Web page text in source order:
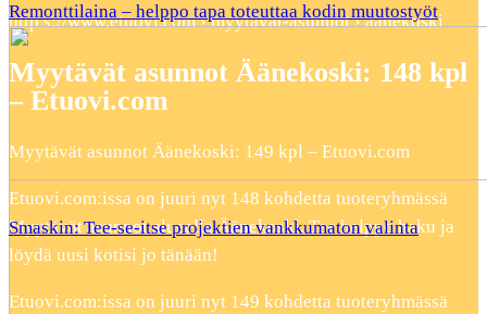
Remonttilaina – helppo tapa toteuttaa kodin muutostyöt
Smaskin: Tee-se-itse projektien vankkumaton valinta
http s://www.etuovi.com › myytavat-asunnot › aanekoski
Myytävät asunnot Äänekoski: 148 kpl
– Etuovi.com
Myytävät asunnot Äänekoski: 149 kpl – Etuovi.com
Etuovi.com:issa on juuri nyt 148 kohdetta tuoteryhmässä
Myytävät asunnot alueella Äänekoski. Tee helppo haku ja
löydä uusi kotisi jo tänään!
Etuovi.com:issa on juuri nyt 149 kohdetta tuoteryhmässä